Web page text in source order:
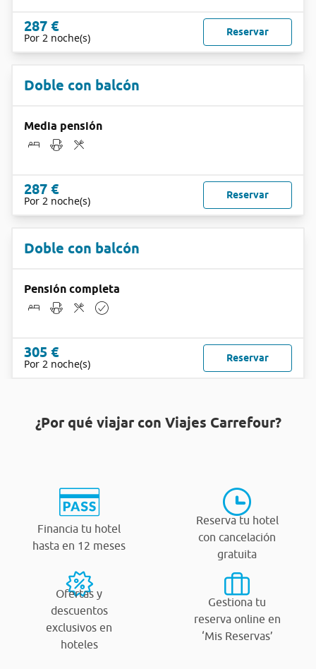
287 €
Por 2 noche(s) Reservar
Doble con balcón
Media pensión
287 €
Por 2 noche(s) Reservar
Doble con balcón
Pensión completa
305 €
Por 2 noche(s) Reservar
¿Por qué viajar con Viajes Carrefour?
Financia tu hotel
hasta en 12 meses
Reserva tu hotel
con cancelación
gratuita
Ofertas y
descuentos
exclusivos en
hoteles
Gestiona tu
reserva online en
‘Mis Reservas’